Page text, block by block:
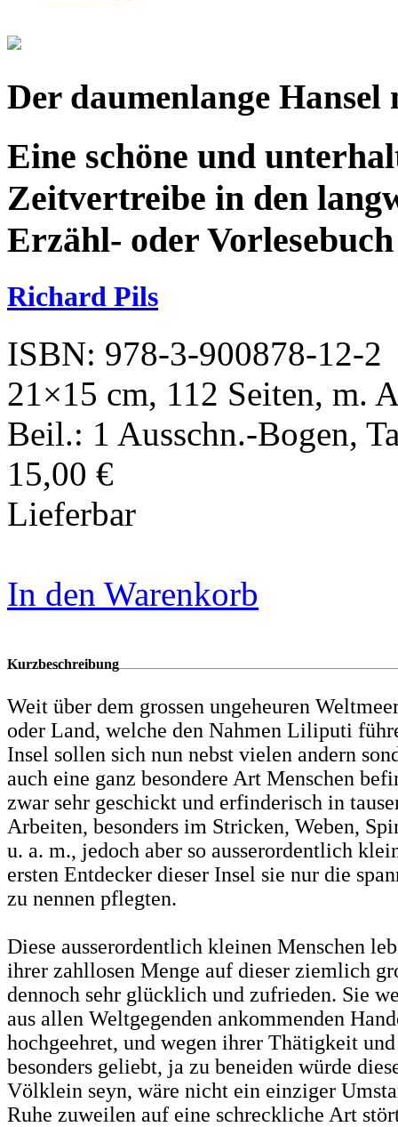
Der daumenlange
Eine schöne und
Zeitvertreibe in den
Erzähl- oder Vorlesebuch
Richard Pils
ISBN: 978-3-900878-12-2
21×15 cm, 112 Seiten, m.
Beil.: 1 Ausschn.-Bogen,
15,00 €
Lieferbar
In den Warenkorb
Kurzbeschreibung
Weit über dem grossen ungeheuren
oder Land, welche den Nahmen Liliputi
Insel sollen sich nun nebst vielen andern
auch eine ganz besondere Art Menschen
zwar sehr geschickt und erfinderisch in
Arbeiten, besonders im Stricken, Weben,
u. a. m., jedoch aber so ausserordentlich
ersten Entdecker dieser Insel sie nur die
zu nennen pflegten.
Diese ausserordentlich kleinen Menschen
ihrer zahllosen Menge auf dieser ziemlich
dennoch sehr glücklich und zufrieden. Sie
aus allen Weltgegenden ankommenden
hochgeehret, und wegen ihrer Thätigkeit
besonders geliebt, ja zu beneiden würde
Völklein seyn, wäre nicht ein einziger
Ruhe zuweilen auf eine schreckliche Art